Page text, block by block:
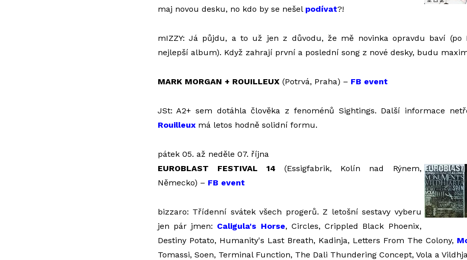
maj novou desku, no kdo by se nešel podívat?!
mIZZY: Já půjdu, a to už jen z důvodu, že mě novinka opravdu baví (po
nejlepší album). Když zahrají první a poslední song z nové desky, budu
MARK MORGAN + ROUILLEUX(Potrvá, Praha) – FB event
JSt: A2+ sem dotáhla člověka z fenoménů Sightings. Další informace
Rouilleuxmá letos hodně solidní formu.
pátek 05. až neděle 07. října
EUROBLAST FESTIVAL 14 (Essigfabrik, Kolín nad Rýnem,
Německo) – FB event
bizzaro: Třídenní svátek všech progerů. Z letošní sestavy vyberu
jen pár jmen: Caligula's Horse, Circles, Crippled Black Phoenix,
Destiny Potato, Humanity's Last Breath, Kadinja, Letters From The Colony,
Tomassi, Soen, Terminal Function, The Dali Thundering Concept, Vola a